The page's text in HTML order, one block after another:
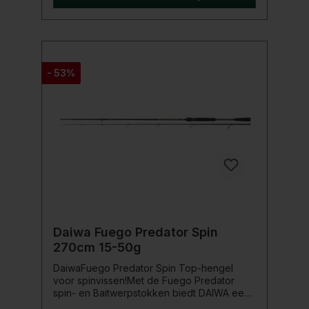
voor de specifieke omstandigheden
waarvoor ze is ontwikkeld.Productdetails:
Modulus-Carbon-blank met Nano
geleideogen Fuji-reelhouder met
Carbonmoer Handvatten van premium
Europa Actie: Extra Fast Power Class: Heavy
- 53%
Daiwa Fuego Predator Spin
270cm 15-50g
DaiwaFuego Predator Spin Top-hengel
voor spinvissen!Met de Fuego Predator
spin- en Baitwerpstokken biedt DAIWA een